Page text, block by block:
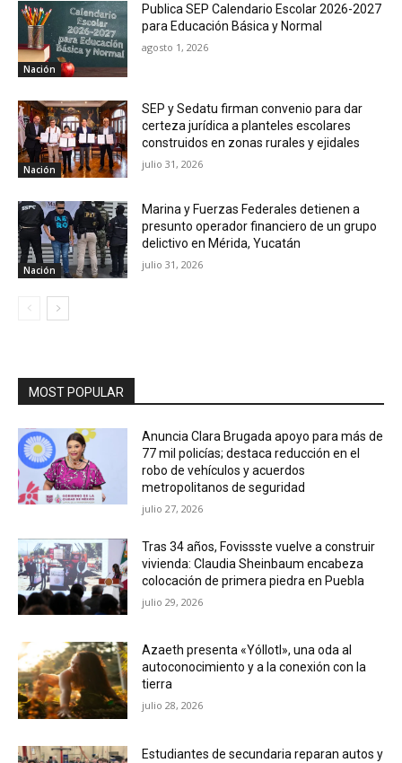
Nación
Publica SEP Calendario Escolar 2026-2027
para Educación Básica y Normal
agosto 1, 2026
Nación
SEP y Sedatu firman convenio para dar
certeza jurídica a planteles escolares
construidos en zonas rurales y ejidales
julio 31, 2026
Nación
Marina y Fuerzas Federales detienen a
presunto operador financiero de un grupo
delictivo en Mérida, Yucatán
julio 31, 2026
MOST POPULAR
Anuncia Clara Brugada apoyo para más de
77 mil policías; destaca reducción en el
robo de vehículos y acuerdos
metropolitanos de seguridad
julio 27, 2026
Tras 34 años, Fovissste vuelve a construir
vivienda: Claudia Sheinbaum encabeza
colocación de primera piedra en Puebla
julio 29, 2026
Azaeth presenta «Yóllotl», una oda al
autoconocimiento y a la conexión con la
tierra
julio 28, 2026
Estudiantes de secundaria reparan autos y